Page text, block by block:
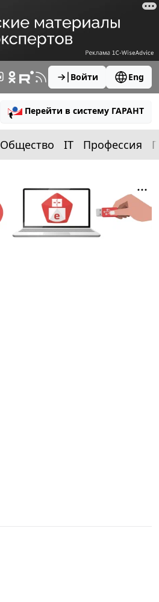
Войти Eng
Перейти в систему ГАРАНТ
Общество IT Профессия